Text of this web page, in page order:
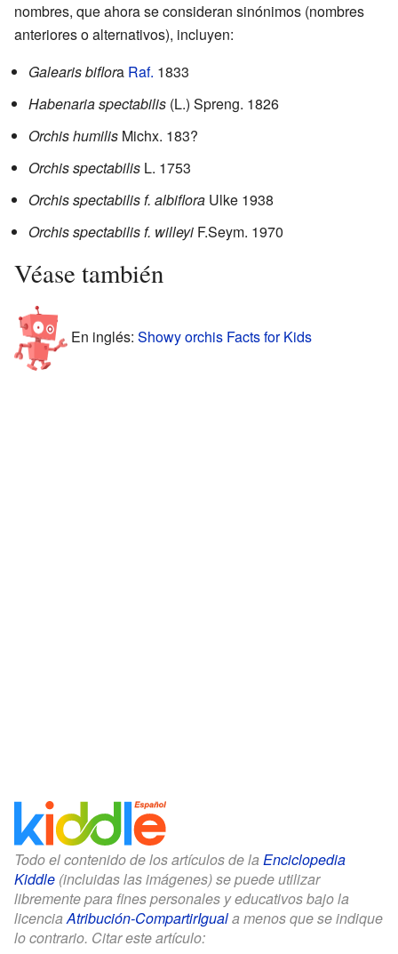
nombres, que ahora se consideran sinónimos (nombres
anteriores o alternativos), incluyen:
Galearis biflora Raf. 1833
Habenaria spectabilis (L.) Spreng. 1826
Orchis humilis Michx. 183?
Orchis spectabilis L. 1753
Orchis spectabilis f. albiflora Ulke 1938
Orchis spectabilis f. willeyi F.Seym. 1970
Véase también
En inglés: Showy orchis Facts for Kids
Todo el contenido de los artículos de la Enciclopedia
Kiddle (incluidas las imágenes) se puede utilizar
libremente para fines personales y educativos bajo la
licenciaAtribución-CompartirIguala menos que se indique
lo contrario. Citar este artículo: